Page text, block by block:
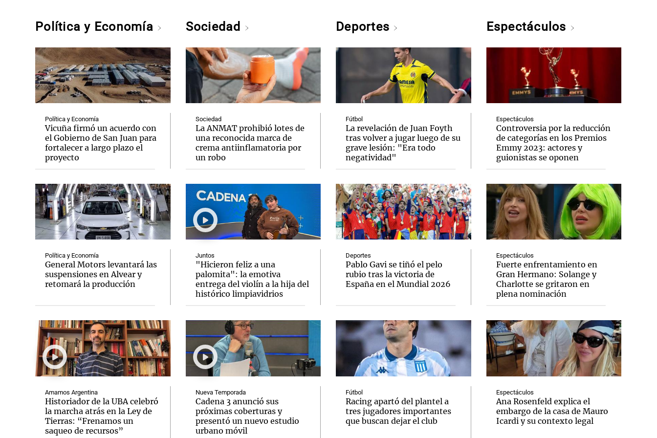
Política y Economía
Política y Economía
Vicuña firmó un acuerdo con
el Gobierno de San Juan para
fortalecer a largo plazo el
proyecto
Política y Economía
General Motors levantará las
suspensiones en Alvear y
retomará la producción
Amamos Argentina
Historiador de la UBA celebró
la marcha atrás en la Ley de
Tierras: “Frenamos un
saqueo de recursos”
Sociedad
Sociedad
La ANMAT prohibió lotes de
una reconocida marca de
crema antiinflamatoria por
un robo
Juntos
"Hicieron feliz a una
palomita": la emotiva
entrega del violín a la hija del
histórico limpiavidrios
Nueva Temporada
Cadena 3 anunció sus
próximas coberturas y
presentó un nuevo estudio
urbano móvil
Deportes
Fútbol
La revelación de Juan Foyth
tras volver a jugar luego de su
grave lesión: "Era todo
negatividad"
Deportes
Pablo Gavi se tiñó el pelo
rubio tras la victoria de
España en el Mundial 2026
Fútbol
Racing apartó del plantel a
tres jugadores importantes
que buscan dejar el club
Espectáculos
Espectáculos
Controversia por la reducción
de categorías en los Premios
Emmy 2023: actores y
guionistas se oponen
Espectáculos
Fuerte enfrentamiento en
Gran Hermano: Solange y
Charlotte se gritaron en
plena nominación
Espectáculos
Ana Rosenfeld explica el
embargo de la casa de Mauro
Icardi y su contexto legal
Notas Notas
El huracán de Arequito
Notas
Cadena 3 en Groenlandia
Notas